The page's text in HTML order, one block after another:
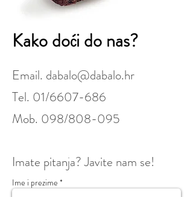
Kako doći do nas?
Email. dabalo@dabalo.hr
Tel. 01/6607-686
Mob. 098/808-095
Imate pitanja? Javite nam se!
Ime i prezime *